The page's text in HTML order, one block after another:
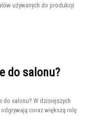
używanych do produkcji
do salonu?
do salonu? W dzisiejszych
coraz większą rolę